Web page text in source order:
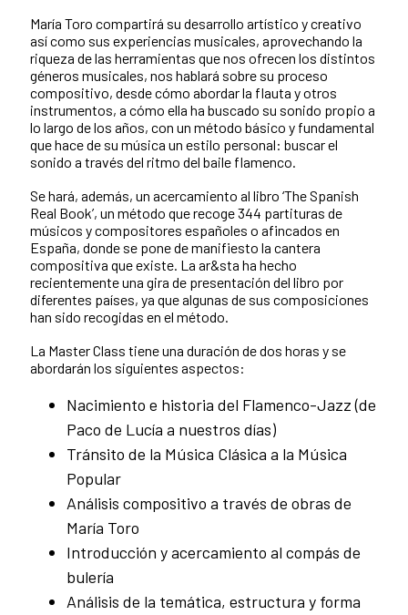
María Toro compartirá su desarrollo artístico y creativo
así como sus experiencias musicales, aprovechando la
riqueza de las herramientas que nos ofrecen los distintos
géneros musicales, nos hablará sobre su proceso
compositivo, desde cómo abordar la flauta y otros
instrumentos, a cómo ella ha buscado su sonido propio a
lo largo de los años, con un método básico y fundamental
que hace de su música un estilo personal: buscar el
sonido a través del ritmo del baile flamenco.
Se hará, además, un acercamiento al libro ‘The Spanish
Real Book’, un método que recoge 344 partituras de
músicos y compositores españoles o afincados en
España, donde se pone de manifiesto la cantera
compositiva que existe. La ar&sta ha hecho
recientemente una gira de presentación del libro por
diferentes países, ya que algunas de sus composiciones
han sido recogidas en el método.
La Master Class tiene una duración de dos horas y se
abordarán los siguientes aspectos:
Nacimiento e historia del Flamenco-Jazz (de
Paco de Lucía a nuestros días)
Tránsito de la Música Clásica a la Música
Popular
Análisis compositivo a través de obras de
María Toro
Introducción y acercamiento al compás de
bulería
Análisis de la temática, estructura y forma